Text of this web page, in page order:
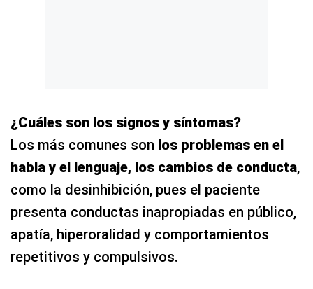
¿Cuáles son los signos y síntomas?
Los más comunes son los problemas en el
habla y el lenguaje, los cambios de conducta,
como la desinhibición, pues el paciente
presenta conductas inapropiadas en público,
apatía, hiperoralidad y comportamientos
repetitivos y compulsivos.